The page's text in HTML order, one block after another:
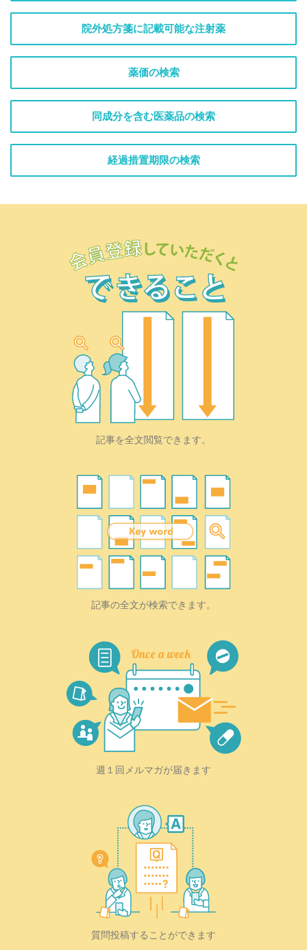
院外処方箋に記載可能な注射薬
薬価の検索
同成分を含む医薬品の検索
経過措置期限の検索
記事を全文閲覧できます。
記事の全文が検索できます。
週１回メルマガが届きます
質問投稿することができます